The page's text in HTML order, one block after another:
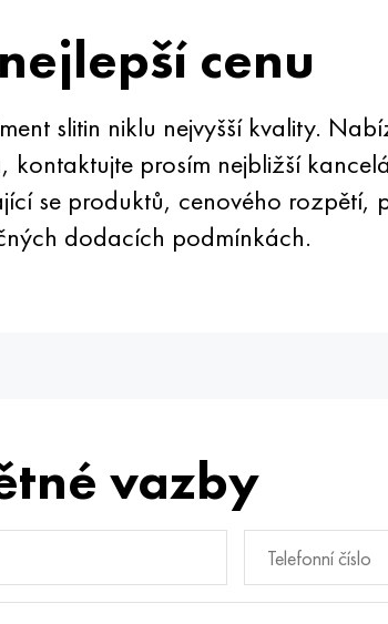
cenu
slitin niklu nejvyšší kvality.
prosím nejbližší
se produktů, cenového rozpětí,
dodacích podmínkách.
vazby